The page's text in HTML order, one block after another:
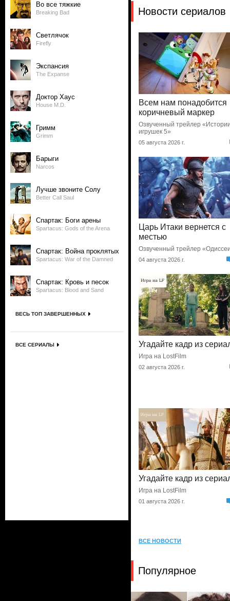
Во все тяжкие
Breaking Bad
Светлячок
Firefly
Экспансия
The Expanse
Доктор Хаус
House M.D.
Гримм
Grimm
Барыги
Narcos
Лучше звоните Солу
Better Call Saul
Спартак: Боги арены
Spartacus: Gods of the Arena
Спартак: Война проклятых
Spartacus: War of the Damned
Спартак: Кровь и песок
Spartacus: Blood and Sand
ВЕСЬ ТОП ЗАВЕРШЕННЫХ
ВСЕ СЕРИАЛЫ
Новости сериалов
Всем нам понадобится
коричневый маркер
Озвученный трейлер
игрушек 5»
05 августа 2026 г.
Царь Итаки вернется с
местью
Озвученный трейлер
04 августа 2026 г.
Угадайте кадр из
Игра на LostFilm
02 августа 2026 г.
Угадайте кадр из
Игра на LostFilm
01 августа 2026 г.
ВСЕ НОВОСТИ
Популярное